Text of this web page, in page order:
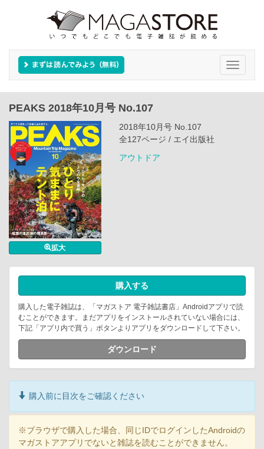
Toggle
PEAKS 2018年10月号 No.107
拡大
2018年10月号 No.107
全127ページ / エイ出版社
アウトドア
購入する
購入した電子雑誌は、「マガストア 電子雑誌書店」Androidアプリで読
むことができます。まだアプリをインストールされていない場合には、
下記「アプリ内で買う」ボタンよりアプリをダウンロードして下さい。
ダウンロード
購入前に目次をご確認ください
※ブラウザで購入した場合、同じIDでログインしたAndroidの
マガストアアプリでないと雑誌を読むことができません。